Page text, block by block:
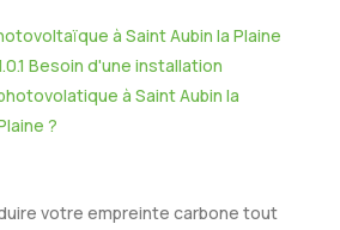
à Saint Aubin la Plaine
Besoin d'une installation
à Saint Aubin la
?
votre empreinte carbone tout